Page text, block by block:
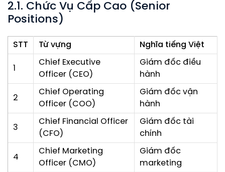
2.1. Chức Vụ Cấp Cao (Senior
Positions)
STT Từ vựng Nghĩa tiếng Việt
1
Chief Executive
Officer (CEO)
Giám đốc điều
hành
2
Chief Operating
Officer (COO)
Giám đốc vận
hành
3
Chief Financial Officer
(CFO)
Giám đốc tài
chính
4
Chief Marketing
Officer (CMO)
Giám đốc
marketing